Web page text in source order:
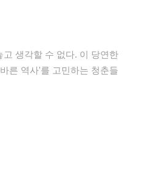
생각할 수 없다. 이 당연한
른 역사'를 고민하는 청춘들